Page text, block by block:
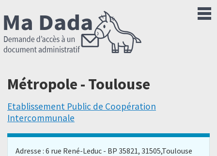
Métropole - Toulouse
Etablissement Public de Coopération
Intercommunale
Adresse : 6 rue René-Leduc - BP 35821, 31505,Toulouse